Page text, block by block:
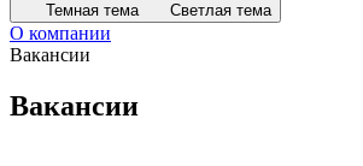
Темная тема Светлая тема
О компании
Вакансии
Вакансии